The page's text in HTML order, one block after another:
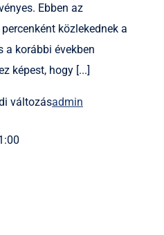
Ebben az
közlekednek a
a korábbi években
képest, hogy [...]
változásadmin